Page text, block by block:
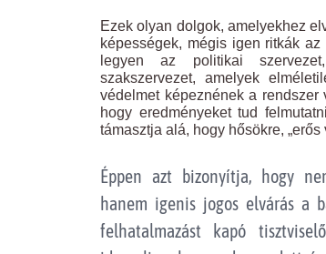
Ezek olyan dolgok, amelyekhez
képességek, mégis igen ritkák
legyen az politikai
szakszervezet, amelyek
védelmet képeznének a
hogy eredményeket tud
támasztja alá, hogy hősökre, „erős
Éppen azt bizonyítja, hogy
hanem igenis jogos elvárás a
felhatalmazást kapó